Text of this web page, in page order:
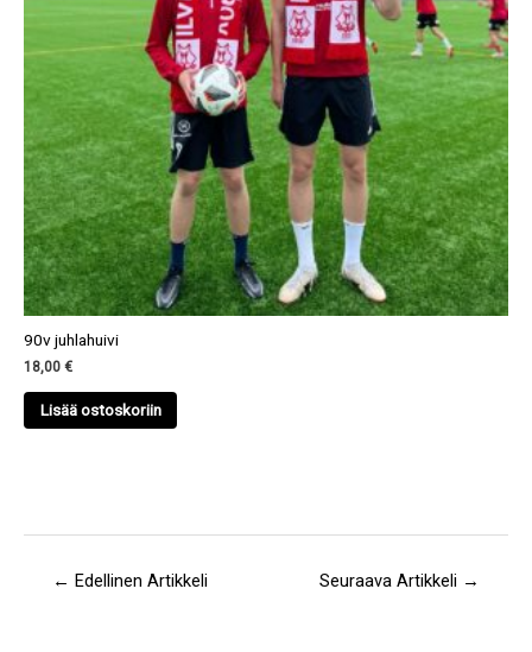
90v juhlahuivi
18,00 €
Lisää ostoskoriin
← Edellinen Artikkeli Seuraava Artikkeli →